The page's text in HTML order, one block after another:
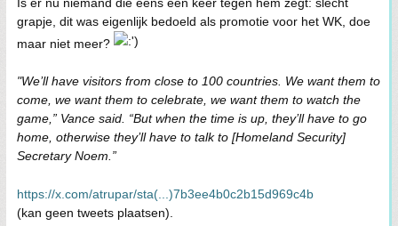
grapje, dit was eigenlijk bedoeld als promotie voor het WK, doe
maar niet meer?
"We’ll have visitors from close to 100 countries. We want them to
come, we want them to celebrate, we want them to watch the
game,” Vance said. “But when the time is up, they’ll have to go
home, otherwise they’ll have to talk to [Homeland Security]
Secretary Noem.”
https://x.com/atrupar/sta(...)7b3ee4b0c2b15d969c4b
(kan geen tweets plaatsen).